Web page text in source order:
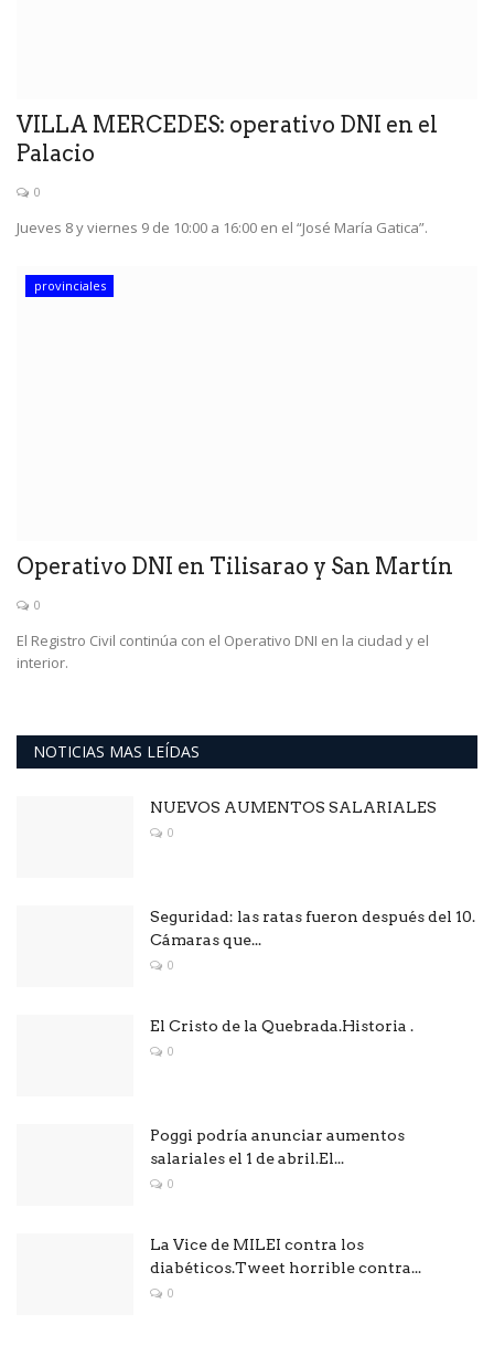
VILLA MERCEDES: operativo DNI en el
Palacio
0
Jueves 8 y viernes 9 de 10:00 a 16:00 en el “José María Gatica”.
provinciales
Operativo DNI en Tilisarao y San Martín
0
El Registro Civil continúa con el Operativo DNI en la ciudad y el
interior.
NOTICIAS MAS LEÍDAS
NUEVOS AUMENTOS SALARIALES
0
Seguridad: las ratas fueron después del 10.
Cámaras que...
0
El Cristo de la Quebrada.Historia .
0
Poggi podría anunciar aumentos
salariales el 1 de abril.El...
0
La Vice de MILEI contra los
diabéticos.Tweet horrible contra...
0